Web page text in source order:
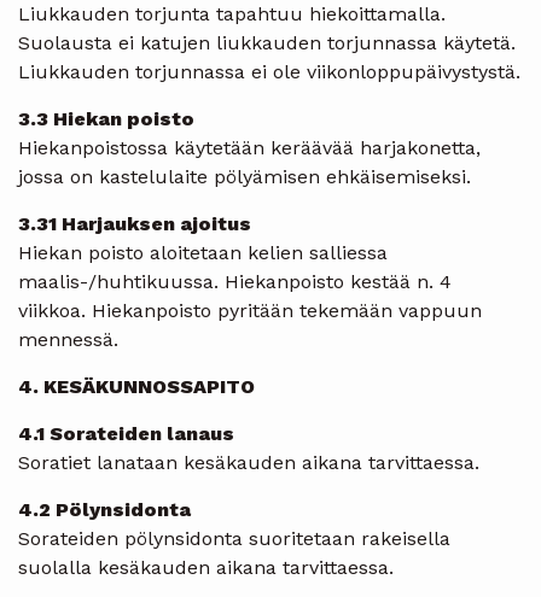
Liukkauden torjunta tapahtuu hiekoittamalla.
Suolausta ei katujen liukkauden torjunnassa käytetä.
Liukkauden torjunnassa ei ole viikonloppupäivystystä.
3.3 Hiekan poisto
Hiekanpoistossa käytetään keräävää harjakonetta,
jossa on kastelulaite pölyämisen ehkäisemiseksi.
3.31 Harjauksen ajoitus
Hiekan poisto aloitetaan kelien salliessa
maalis-/huhtikuussa. Hiekanpoisto kestää n. 4
viikkoa. Hiekanpoisto pyritään tekemään vappuun
mennessä.
4. KESÄKUNNOSSAPITO
4.1 Sorateiden lanaus
Soratiet lanataan kesäkauden aikana tarvittaessa.
4.2 Pölynsidonta
Sorateiden pölynsidonta suoritetaan rakeisella
suolalla kesäkauden aikana tarvittaessa.